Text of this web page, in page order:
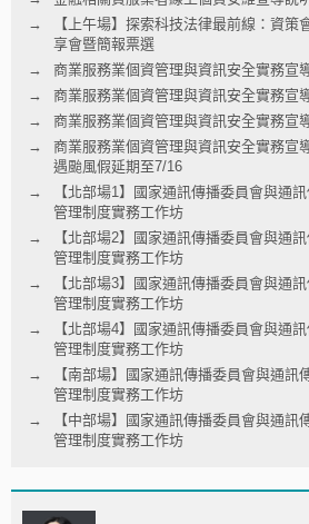
【上午場】探索科技法律最前線：資策
享會暨簡報票選
商業服務業個資管理與資訊安全實務宣
商業服務業個資管理與資訊安全實務宣
商業服務業個資管理與資訊安全實務宣
商業服務業個資管理與資訊安全實務宣
遇颱風假延期至7/16
【北部場1】國家通訊傳播委員會與通
管理制度實務工作坊
【北部場2】國家通訊傳播委員會與通
管理制度實務工作坊
【北部場3】國家通訊傳播委員會與通
管理制度實務工作坊
【北部場4】國家通訊傳播委員會與通
管理制度實務工作坊
【南部場】國家通訊傳播委員會與通訊
管理制度實務工作坊
【中部場】國家通訊傳播委員會與通訊
管理制度實務工作坊